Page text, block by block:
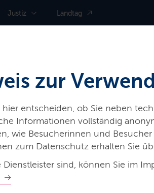
zur
hier entscheiden, ob Sie neben
Informationen vollständig
wie Besucherinnen und
zum Datenschutz erhalten Sie
Dienstleister sind, können Sie im
Justiz Landtag